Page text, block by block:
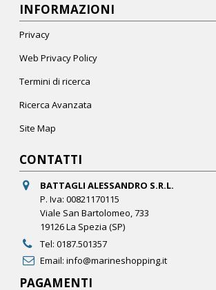
INFORMAZIONI
Privacy
Web Privacy Policy
Termini di ricerca
Ricerca Avanzata
Site Map
CONTATTI
BATTAGLI ALESSANDRO S.R.L.
P. Iva: 00821170115
Viale San Bartolomeo, 733
19126 La Spezia (SP)
Tel: 0187.501357
Email: info@marineshopping.it
PAGAMENTI